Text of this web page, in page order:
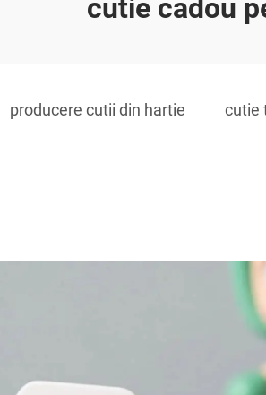
cutie cadou
producere cutii din hartie cutie